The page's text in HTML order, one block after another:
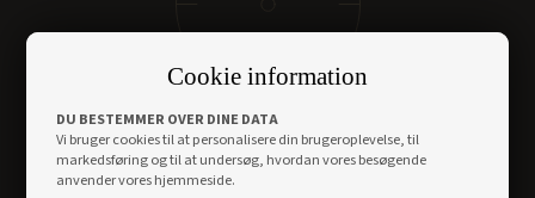
Cookie information
DU BESTEMMER OVER DINE DATA
Vi bruger cookies til at personalisere din brugeroplevelse, til
markedsføring og til at undersøg, hvordan vores besøgende
anvender vores hjemmeside.
Levering indenfor 48-72 timer
Vi er fleksible omkring valg af leveringsdag. Langt hovedparten af vores